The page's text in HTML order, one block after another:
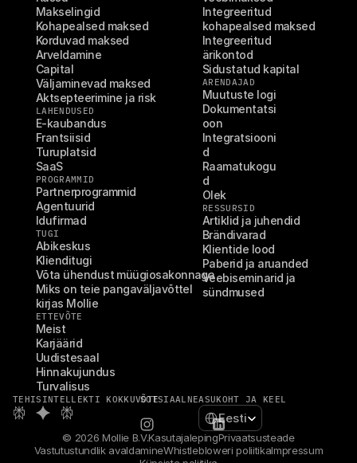
Makselingid
Kohapealsed maksed
Korduvad maksed
Arveldamine
Capital
Väljaminevad maksed
Aktsepteerimine ja risk
LAHENDUSED
E-kaubandus
Frantsiisid
Turuplatsid
SaaS
PROGRAMMID
Partnerprogrammid
Agentuurid
Idufirmad
TUGI
Abikeskus
Klienditugi
Võta ühendust müügiosakonnaga
Miks on teie pangaväljavõttel
kirjas Mollie
ETTEVÕTE
Meist
Karjäärid
Uudistesaal
Hinnakujundus
Turvalisus
Integreeritud
kohapealsed maksed
Integreeritud
ärikontod
Sidustatud kapital
ARENDAJAD
Muutuste logi
Dokumentatsi
oon
Integratsiooni
d
Raamatukogu
d
Olek
RESSURSID
Artiklid ja juhendid
Brändivarad
Klientide lood
Paberid ja aruanded
Veebiseminarid ja
sündmused
TEHISINTELLEKTI KOKKUVÕTESOTSIAALNEASUKOHT JA KEEL
Select Language
Eesti
© 2026 Mollie B.V.KasutajalepingPrivaatsusteade
Vastutustundlik avaldamineWhistlebloweri poliitikaImpressum